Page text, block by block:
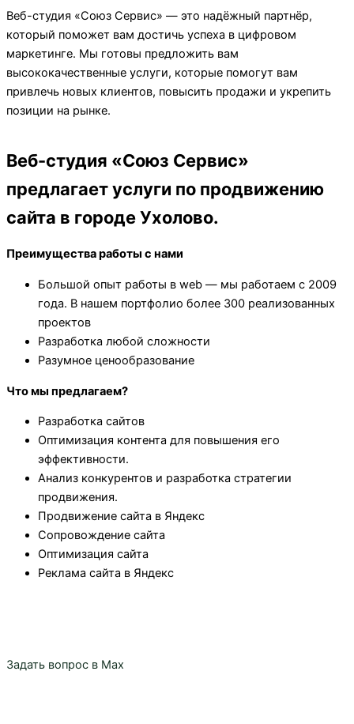
Веб-студия «Союз Сервис» — это надёжный партнёр,
который поможет вам достичь успеха в цифровом
маркетинге. Мы готовы предложить вам
высококачественные услуги, которые помогут вам
привлечь новых клиентов, повысить продажи и укрепить
позиции на рынке.
Веб-студия «Союз Сервис»
предлагает услуги по продвижению
сайта в городе Ухолово.
Преимущества работы с нами
Большой опыт работы в web — мы работаем с 2009
года. В нашем портфолио более 300 реализованных
проектов
Разработка любой сложности
Разумное ценообразование
Что мы предлагаем?
Разработка сайтов
Оптимизация контента для повышения его
эффективности.
Анализ конкурентов и разработка стратегии
продвижения.
Продвижение сайта в Яндекс
Сопровождение сайта
Оптимизация сайта
Реклама сайта в Яндекс
Задать вопрос в Max